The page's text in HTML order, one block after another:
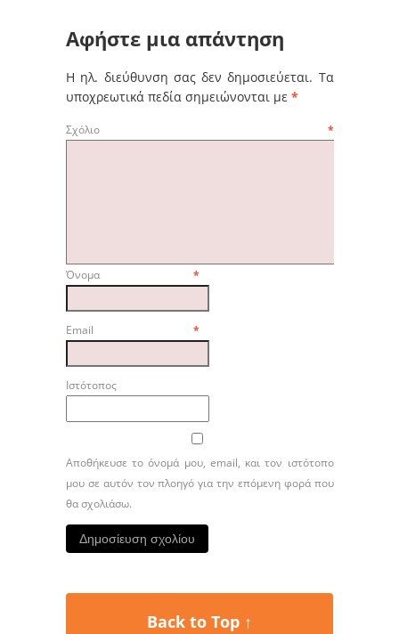
Αφήστε μια απάντηση
Η ηλ. διεύθυνση σας δεν δημοσιεύεται. Τα
υποχρεωτικά πεδία σημειώνονται με *
Σχόλιο *
Όνομα*
Email*
Ιστότοπος
Αποθήκευσε το όνομά μου, email, και τον ιστότοπο
μου σε αυτόν τον πλοηγό για την επόμενη φορά που
θα σχολιάσω.
Back to Top ↑